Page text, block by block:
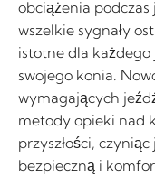
obciążenia
wszelkie sygnały
istotne dla
swojego konia.
wymagających
metody opieki nad
przyszłości,
bezpieczną i